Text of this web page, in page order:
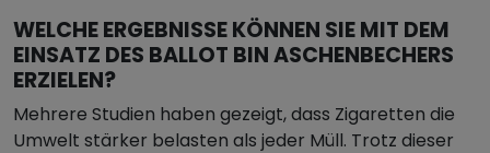
WELCHE ERGEBNISSE KÖNNEN SIE MIT DEM
EINSATZ DES BALLOT BIN ASCHENBECHERS
ERZIELEN?
Mehrere Studien haben gezeigt, dass Zigaretten die
Umwelt stärker belasten als jeder Müll. Trotz dieser